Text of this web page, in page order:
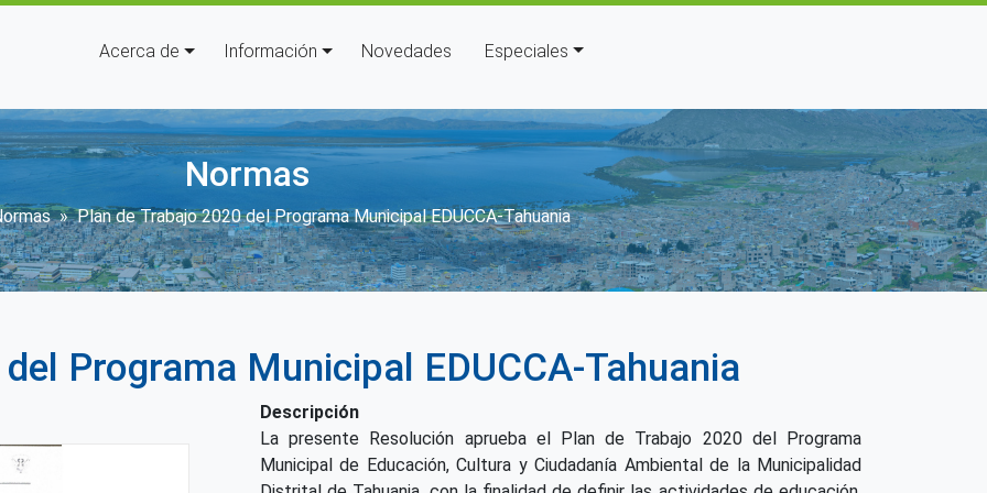
Navegación principal
Acerca de Información Novedades Especiales
Normas
enlaces de ayuda a la navegación
Plan de Trabajo 2020 del Programa Municipal EDUCCA-Tahuania
Programa Municipal EDUCCA-Tahuania
Descripción
La presente Resolución aprueba el Plan de Trabajo 2020 del Programa
Municipal de Educación, Cultura y Ciudadanía Ambiental de la Municipalidad